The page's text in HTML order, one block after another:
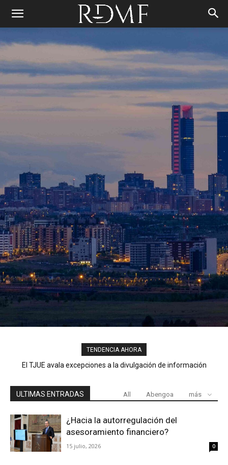
TENDENCIA AHORA
El TJUE avala excepciones a la divulgación de información
ULTIMAS ENTRADAS All Abengoa más
¿Hacia la autorregulación del
asesoramiento financiero?
15 julio, 2026 0